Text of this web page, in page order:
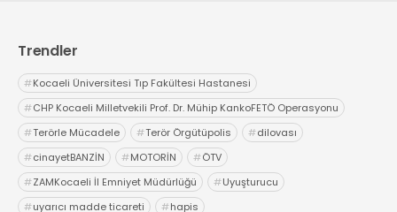
Trendler
#Kocaeli Üniversitesi Tıp Fakültesi Hastanesi
#CHP Kocaeli Milletvekili Prof. Dr. Mühip KankoFETÖ Operasyonu
#Terörle Mücadele #Terör Örgütüpolis #dilovası
#cinayetBANZİN #MOTORİN #ÖTV
#ZAMKocaeli İl Emniyet Müdürlüğü #Uyuşturucu
#uyarıcı madde ticareti #hapis